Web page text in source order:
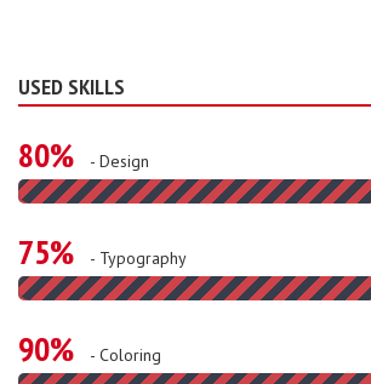
USED SKILLS
80% - Design
75% - Typography
90% - Coloring